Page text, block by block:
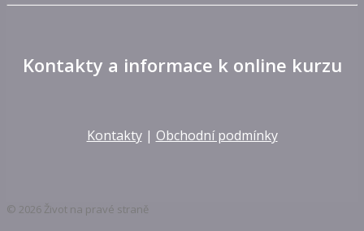
Kontakty a informace k online kurzu
Kontakty| Obchodní podmínky
© 2026 Život na pravé straně